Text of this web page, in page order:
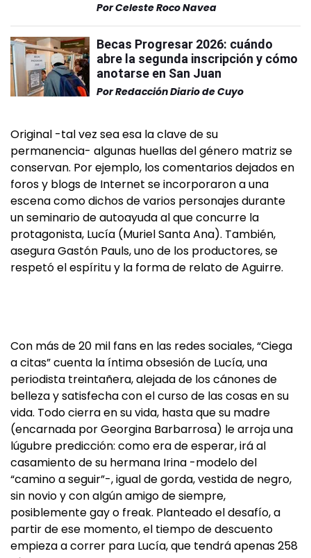
PorCeleste Roco Navea
Becas Progresar 2026: cuándo
abre la segunda inscripción y cómo
anotarse en San Juan
PorRedacción Diario de Cuyo
Original -tal vez sea esa la clave de su
permanencia- algunas huellas del género matriz se
conservan. Por ejemplo, los comentarios dejados en
foros y blogs de Internet se incorporaron a una
escena como dichos de varios personajes durante
un seminario de autoayuda al que concurre la
protagonista, Lucía (Muriel Santa Ana). También,
asegura Gastón Pauls, uno de los productores, se
respetó el espíritu y la forma de relato de Aguirre.
Con más de 20 mil fans en las redes sociales, “Ciega
a citas” cuenta la íntima obsesión de Lucía, una
periodista treintañera, alejada de los cánones de
belleza y satisfecha con el curso de las cosas en su
vida. Todo cierra en su vida, hasta que su madre
(encarnada por Georgina Barbarrosa) le arroja una
lúgubre predicción: como era de esperar, irá al
casamiento de su hermana Irina -modelo del
“camino a seguir”-, igual de gorda, vestida de negro,
sin novio y con algún amigo de siempre,
posiblemente gay o freak. Planteado el desafío, a
partir de ese momento, el tiempo de descuento
empieza a correr para Lucía, que tendrá apenas 258